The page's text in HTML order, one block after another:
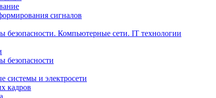
сигналов
безопасности. Компьютерные сети. IT технологии
безопасности
системы и электросети
кадров